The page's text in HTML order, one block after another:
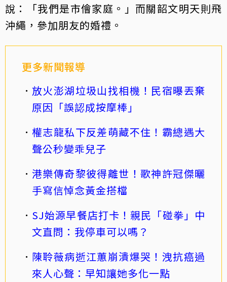
說：「我們是市儈家庭。」而關韶文明天則飛
沖繩，參加朋友的婚禮。
更多新聞報導
放火澎湖垃圾山找相機！民宿曝丟棄
原因「誤認成按摩棒」
權志龍私下反差萌藏不住！霸總遇大
聲公秒變乖兒子
港樂傳奇黎彼得離世！歌神許冠傑曬
手寫信悼念黃金搭檔
SJ始源早餐店打卡！親民「碰拳」中
文直問：我停車可以嗎？
陳聆薇病逝江蕙崩潰爆哭！洩抗癌過
來人心聲：早知讓她多化一點